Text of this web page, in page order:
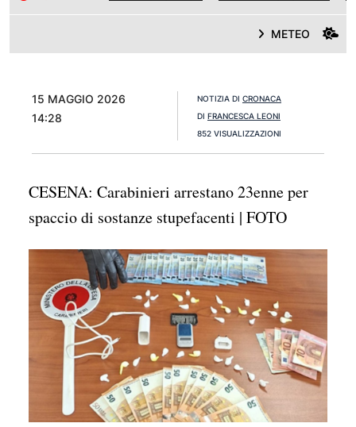
METEO
15 MAGGIO 2026
14:28
NOTIZIA DI CRONACA
DI FRANCESCA LEONI
852 VISUALIZZAZIONI
CESENA: Carabinieri arrestano 23enne per
spaccio di sostanze stupefacenti | FOTO